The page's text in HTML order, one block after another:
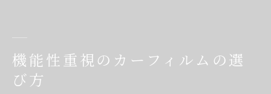
機能性重視のカーフィルムの選
び方